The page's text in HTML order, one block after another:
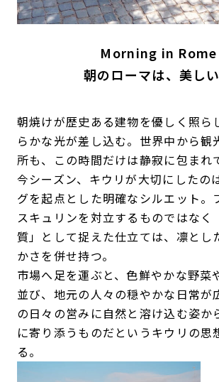
Morning in Rome
朝のローマは、美しい
朝焼けが歴史ある建物を優しく照ら
らかな光が差し込む。世界中から観
所も、この時間だけは静寂に包まれ
今シーズン、キウリが大切にしたの
グを起点とした明確なシルエット。
スキュリンを対立するものではなく
質」として捉えた仕立ては、凛とし
かさを併せ持つ。
市場へ足を運ぶと、色鮮やかな野菜
並び、地元の人々の穏やかな日常が
の日々の営みに自然と溶け込む姿か
に寄り添うものだというキウリの思
る。